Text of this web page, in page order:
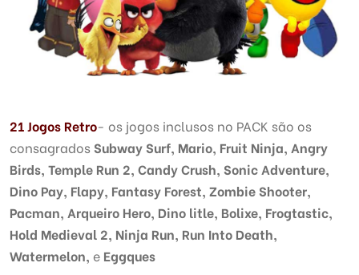
21 Jogos Retro- os jogos inclusos no PACK são os
consagradosSubway Surf, Mario, Fruit Ninja, Angry
Birds, Temple Run 2, Candy Crush, Sonic Adventure,
Dino Pay, Flapy, Fantasy Forest, Zombie Shooter,
Pacman, Arqueiro Hero, Dino litle, Bolixe, Frogtastic,
Hold Medieval 2, Ninja Run, Run Into Death,
Watermelon, e Eggques